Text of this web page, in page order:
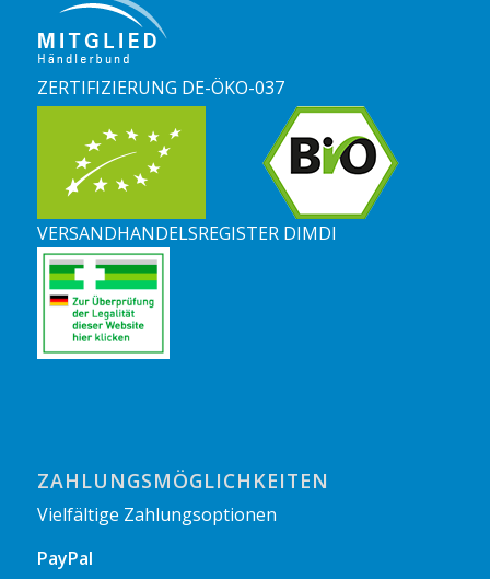
ZERTIFIZIERUNG DE-ÖKO-037
VERSANDHANDELSREGISTER DIMDI
ZAHLUNGSMÖGLICHKEITEN
Vielfältige Zahlungsoptionen
PayPal